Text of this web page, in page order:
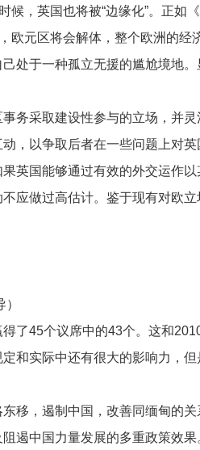
，英国也将被“边缘化”。正如
元区将会解体，整个欧洲的经
处于一种孤立无援的尴尬境地
采取建设性参与的立场，并灵
，以争取后者在一些问题上对
英国能够通过有效的外交运作
应做过高估计。鉴于现有对欧
45个议席中的43个。这和
和实际中还有很大的影响力，
，遏制中国，改善同缅甸的关
遏中国力量发展的多重政策效果